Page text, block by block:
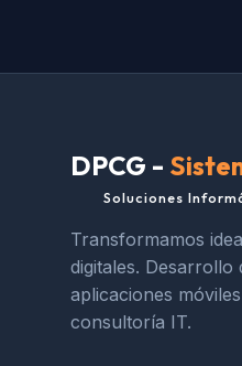
DPCG -
Soluciones
Transformamos
digitales. Desarrollo
aplicaciones
consultoría IT.